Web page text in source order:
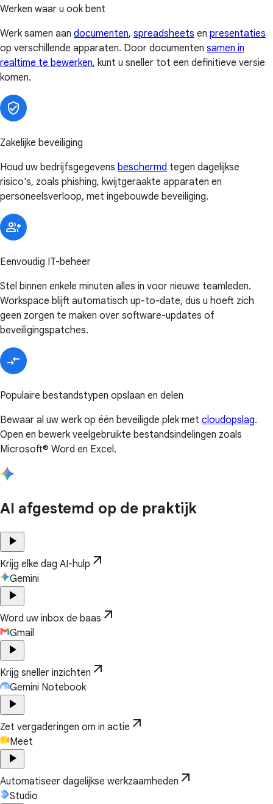
Werken waar u ook bent
Werk samen aan documenten, spreadsheets en presentaties
op verschillende apparaten. Door documenten samen in
realtime te bewerken, kunt u sneller tot een definitieve versie
komen.
Zakelijke beveiliging
Houd uw bedrijfsgegevens beschermd tegen dagelijkse
risico's, zoals phishing, kwijtgeraakte apparaten en
personeelsverloop, met ingebouwde beveiliging.
Eenvoudig IT-beheer
Stel binnen enkele minuten alles in voor nieuwe teamleden.
Workspace blijft automatisch up-to-date, dus u hoeft zich
geen zorgen te maken over software-updates of
beveiligingspatches.
Populaire bestandstypen opslaan en delen
Bewaar al uw werk op één beveiligde plek met cloudopslag.
Open en bewerk veelgebruikte bestandsindelingen zoals
Microsoft® Word en Excel.
AI afgestemd op de praktijk
play_arrow
Krijg elke dag AI-hulp arrow_outward
Gemini
play_arrow
Word uw inbox de baas arrow_outward
Gmail
play_arrow
Krijg sneller inzichten arrow_outward
Gemini Notebook
play_arrow
Zet vergaderingen om in actie arrow_outward
Meet
play_arrow
Automatiseer dagelijkse werkzaamheden arrow_outward
Studio